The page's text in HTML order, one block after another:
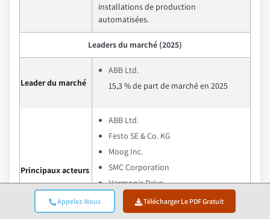
Appelez-Nous Télécharger Le PDF Gratuit
installations de production
automatisées.
Leaders du marché (2025)
Leader du marché
ABB Ltd.
15,3 % de part de marché en 2025
Principaux acteurs
ABB Ltd.
Festo SE & Co. KG
Moog Inc.
SMC Corporation
Harmonic Drive
Part de marché collective des 5
principaux acteurs : 42,2 % en 2025